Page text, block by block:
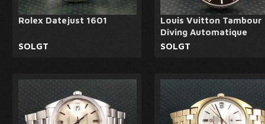
Rolex Datejust 1601
SOLGT
Louis Vuitton Tambour
Diving Automatique
SOLGT